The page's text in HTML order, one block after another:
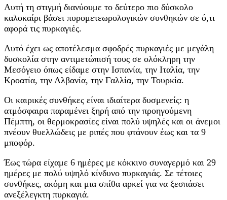
Αυτή τη στιγμή διανύουμε το δεύτερο πιο δύσκολο
καλοκαίρι βάσει πυρομετεωρολογικών συνθηκών σε ό,τι
αφορά τις πυρκαγιές.
Αυτό έχει ως αποτέλεσμα σφοδρές πυρκαγιές με μεγάλη
δυσκολία στην αντιμετώπισή τους σε ολόκληρη την
Μεσόγειο όπως είδαμε στην Ισπανία, την Ιταλία, την
Κροατία, την Αλβανία, την Γαλλία, την Τουρκία.
Οι καιρικές συνθήκες είναι ιδιαίτερα δυσμενείς: η
ατμόσφαιρα παραμένει ξηρή από την προηγούμενη
Πέμπτη, οι θερμοκρασίες είναι πολύ υψηλές και οι άνεμοι
πνέουν θυελλώδεις με ριπές που φτάνουν έως και τα 9
μποφόρ.
Έως τώρα είχαμε 6 ημέρες με κόκκινο συναγερμό και 29
ημέρες με πολύ υψηλό κίνδυνο πυρκαγιάς. Σε τέτοιες
συνθήκες, ακόμη και μια σπίθα αρκεί για να ξεσπάσει
ανεξέλεγκτη πυρκαγιά.